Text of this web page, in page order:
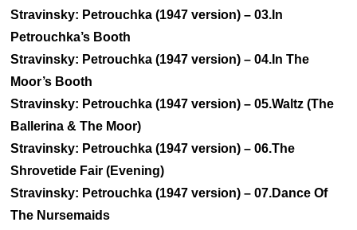
Stravinsky: Petrouchka (1947 version) – 03.In
Petrouchka’s Booth
Stravinsky: Petrouchka (1947 version) – 04.In The
Moor’s Booth
Stravinsky: Petrouchka (1947 version) – 05.Waltz (The
Ballerina & The Moor)
Stravinsky: Petrouchka (1947 version) – 06.The
Shrovetide Fair (Evening)
Stravinsky: Petrouchka (1947 version) – 07.Dance Of
The Nursemaids